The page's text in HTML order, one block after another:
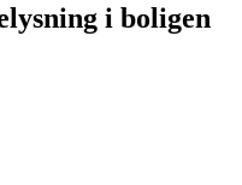
i boligen